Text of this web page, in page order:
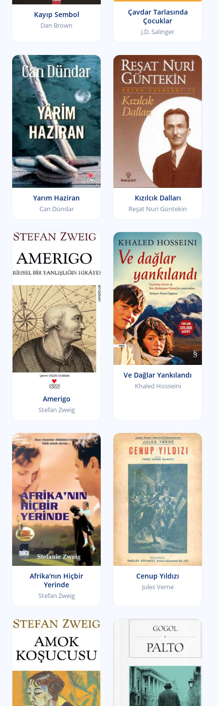
Kayıp Sembol
Dan Brown
Çavdar Tarlasında
Çocuklar
J.D. Salinger
Yarım Haziran
Can Dündar
Kızılcık Dalları
Reşat Nuri Güntekin
Amerigo
Stefan Zweig
Ve Dağlar Yankılandı
Khaled Hosseini
Afrika'nın Hiçbir
Yerinde
Stefan Zweig
Cenup Yıldızı
Jules Verne